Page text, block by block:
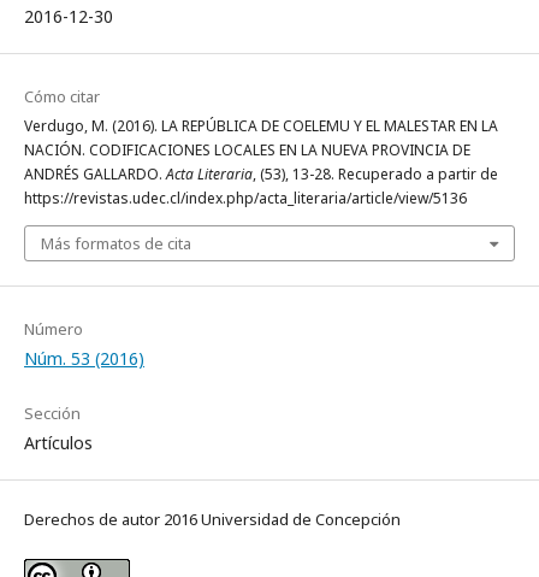
2016-12-30
Cómo citar
Verdugo, M. (2016). LA REPÚBLICA DE COELEMU Y EL MALESTAR EN LA
NACIÓN. CODIFICACIONES LOCALES EN LA NUEVA PROVINCIA DE
ANDRÉS GALLARDO.Acta Literaria, (53), 13-28. Recuperado a partir de
https://revistas.udec.cl/index.php/acta_literaria/article/view/5136
Más formatos de cita
Número
Núm. 53 (2016)
Sección
Artículos
Derechos de autor 2016 Universidad de Concepción